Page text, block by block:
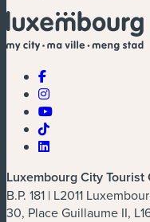
Luxembourg City Tourist
B.P. 181 | L2011
30, Place Guillaume II,